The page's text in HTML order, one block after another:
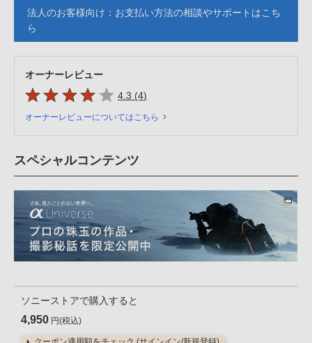
法人のお客様向け：お支払い方法の相談やサポートはこち
ら
オーナーレビュー
5つの星のうち
4.3 (4件のレビュー
)
オーナーレビューについてはこちら
スペシャルコンテンツ
ソニーストアで購入すると
4,950 円(税込)